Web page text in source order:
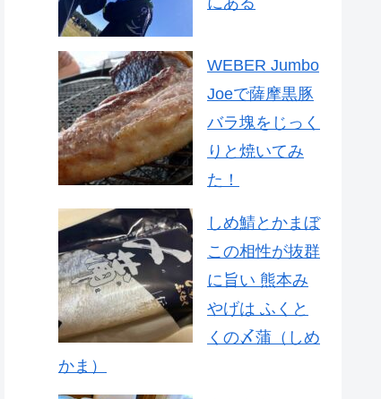
WEBER Jumbo
Joeで薩摩黒豚
バラ塊をじっく
りと焼いてみ
た！
しめ鯖とかまぼ
この相性が抜群
に旨い 熊本み
やげは ふくと
くの〆蒲（しめ
かま）